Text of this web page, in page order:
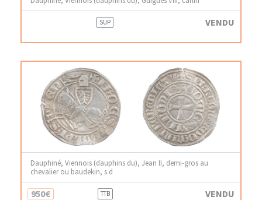
SUP VENDU
Dauphiné, Viennois (dauphins du), Jean II, demi-gros au
chevalier ou baudekin, s.d
950€ TTB VENDU